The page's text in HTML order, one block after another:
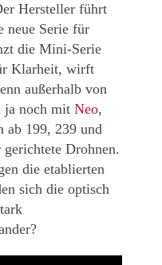
Hersteller führt
neue Serie für
die Mini-Serie
Klarheit, wirft
außerhalb von
noch mit Neo,
ab 199, 239 und
Drohnen.
die etablierten
sich die optisch